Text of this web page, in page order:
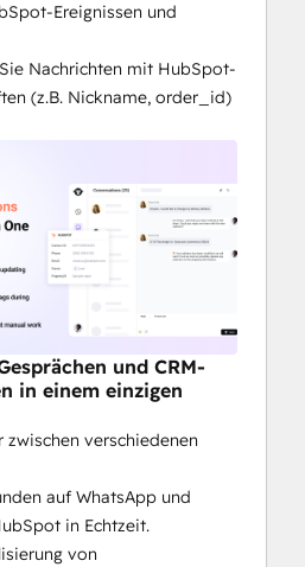
Ereignissen und
Nachrichten mit HubSpot-
(z.B. Nickname, order_id)
und CRM-
in einem einzigen
zwischen verschiedenen
auf WhatsApp und
in Echtzeit.
von